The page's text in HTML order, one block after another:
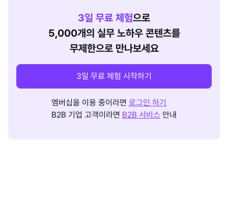
3일 무료 체험으로
5,000개의 실무 노하우 콘텐츠를
무제한으로 만나보세요
3일 무료 체험 시작하기
멤버십을 이용 중이라면 로그인 하기
B2B 기업 고객이라면 B2B 서비스 안내